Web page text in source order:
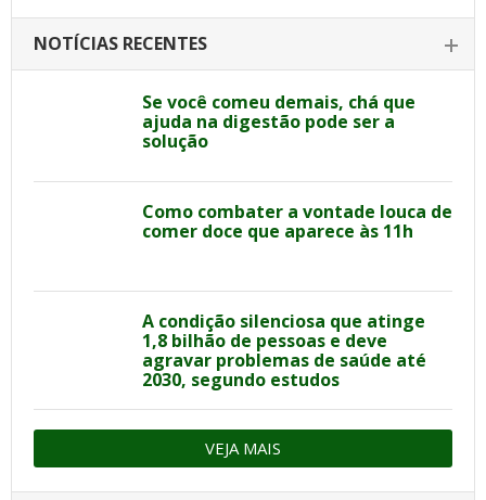
NOTÍCIAS RECENTES
Se você comeu demais, chá que
ajuda na digestão pode ser a
solução
Como combater a vontade louca de
comer doce que aparece às 11h
A condição silenciosa que atinge
1,8 bilhão de pessoas e deve
agravar problemas de saúde até
2030, segundo estudos
VEJA MAIS